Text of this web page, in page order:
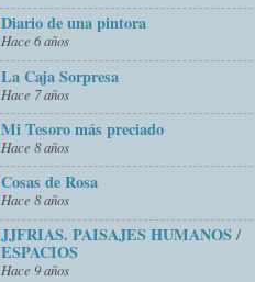
Diario de una pintora
Hace 6 años
La Caja Sorpresa
Hace 7 años
Mi Tesoro más preciado
Hace 8 años
Cosas de Rosa
Hace 8 años
JJFRIAS. PAISAJES HUMANOS /
ESPACIOS
Hace 9 años